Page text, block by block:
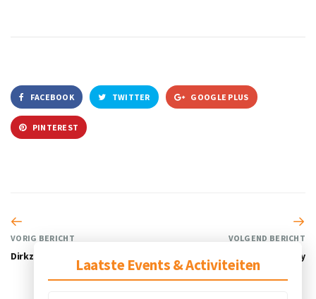
Laatste Events & Activiteiten
FACEBOOK TWITTER GOOGLE PLUS
PINTEREST
VORIG BERICHT
Dirkzwager
VOLGEND BERICHT
Dutch Cycling Embassy